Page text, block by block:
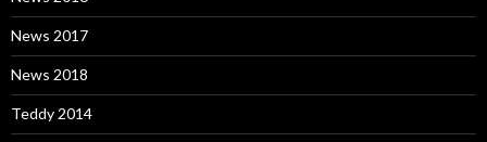
News 2017
News 2018
Teddy 2014